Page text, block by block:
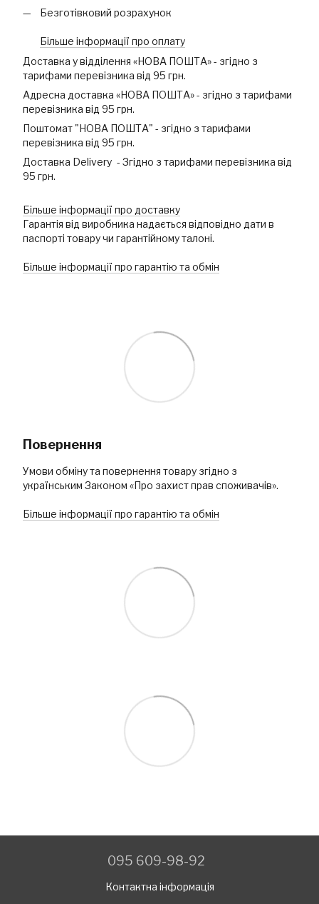
Безготівковий розрахунок
Більше інформації про оплату
Доставка у відділення «НОВА ПОШТА» - згідно з
тарифами перевізника від 95 грн.
Адресна доставка «НОВА ПОШТА» - згідно з тарифами
перевізника від 95 грн.
Поштомат "НОВА ПОШТА" - згідно з тарифами
перевізника від 95 грн.
Доставка Delivery - Згідно з тарифами перевізника від
95 грн.
Більше інформації про доставку
Гарантія від виробника надається відповідно дати в
паспорті товару чи гарантійному талоні.
Більше інформації про гарантію та обмін
Повернення
Умови обміну та повернення товару згідно з
українським Законом «Про захист прав споживачів».
Більше інформації про гарантію та обмін
095 609-98-92
Контактна інформація